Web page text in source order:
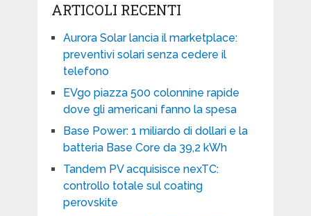
ARTICOLI RECENTI
Aurora Solar lancia il marketplace:
preventivi solari senza cedere il
telefono
EVgo piazza 500 colonnine rapide
dove gli americani fanno la spesa
Base Power: 1 miliardo di dollari e la
batteria Base Core da 39,2 kWh
Tandem PV acquisisce nexTC:
controllo totale sul coating
perovskite